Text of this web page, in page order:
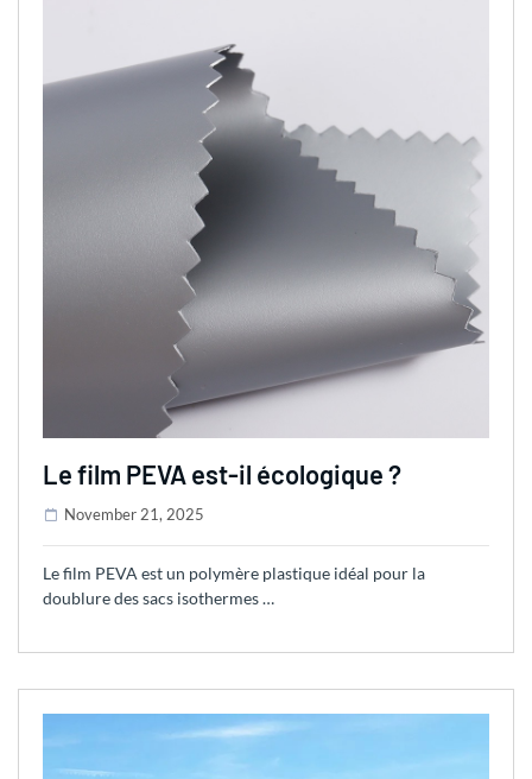
Le film PEVA est-il écologique ?
November 21, 2025
Le film PEVA est un polymère plastique idéal pour la
doublure des sacs isothermes …